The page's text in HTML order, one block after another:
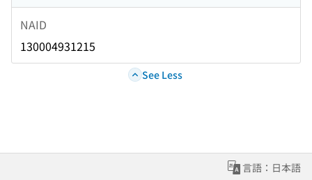
NAID
130004931215
See Less
言語：日本語